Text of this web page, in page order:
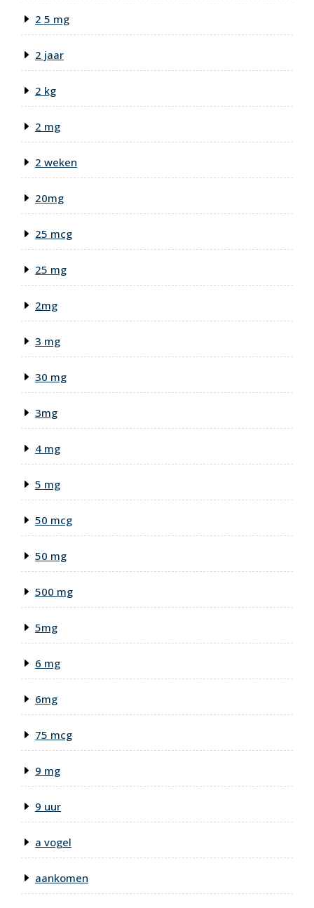
2 5 mg
2 jaar
2 kg
2 mg
2 weken
20mg
25 mcg
25 mg
2mg
3 mg
30 mg
3mg
4 mg
5 mg
50 mcg
50 mg
500 mg
5mg
6 mg
6mg
75 mcg
9 mg
9 uur
a vogel
aankomen